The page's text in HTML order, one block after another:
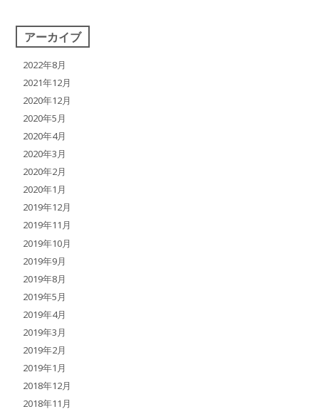
アーカイブ
2022年8月
2021年12月
2020年12月
2020年5月
2020年4月
2020年3月
2020年2月
2020年1月
2019年12月
2019年11月
2019年10月
2019年9月
2019年8月
2019年5月
2019年4月
2019年3月
2019年2月
2019年1月
2018年12月
2018年11月